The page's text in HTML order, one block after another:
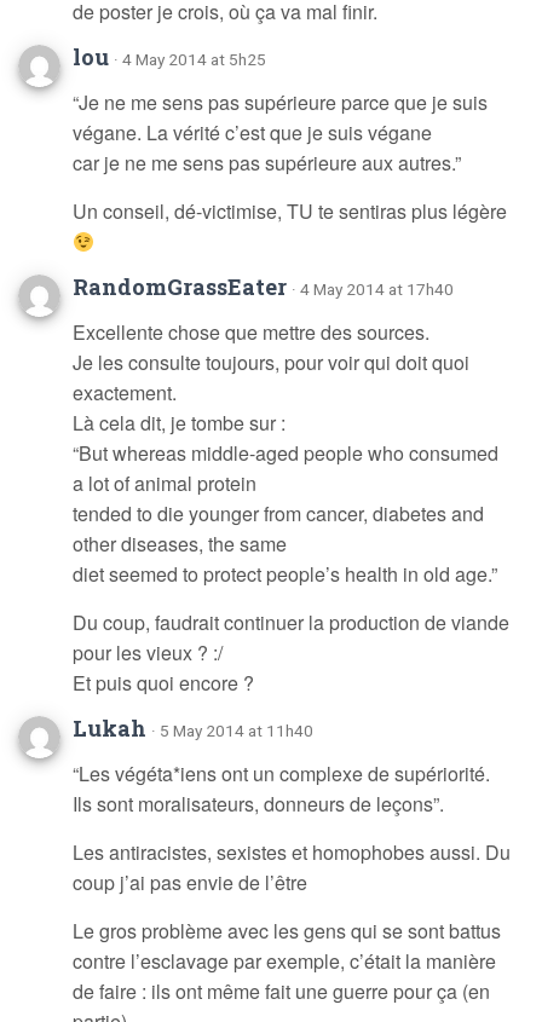
de poster je crois, où ça va mal finir.
lou · 4 May 2014 at 5h25
“Je ne me sens pas supérieure parce que je suis
végane. La vérité c’est que je suis végane
car je ne me sens pas supérieure aux autres.”
Un conseil, dé-victimise, TU te sentiras plus légère
RandomGrassEater · 4 May 2014 at 17h40
Excellente chose que mettre des sources.
Je les consulte toujours, pour voir qui doit quoi
exactement.
Là cela dit, je tombe sur :
“But whereas middle-aged people who consumed
a lot of animal protein
tended to die younger from cancer, diabetes and
other diseases, the same
diet seemed to protect people’s health in old age.”
Du coup, faudrait continuer la production de viande
pour les vieux ? :/
Et puis quoi encore ?
Lukah · 5 May 2014 at 11h40
“Les végéta*iens ont un complexe de supériorité.
Ils sont moralisateurs, donneurs de leçons”.
Les antiracistes, sexistes et homophobes aussi. Du
coup j’ai pas envie de l’être
Le gros problème avec les gens qui se sont battus
contre l’esclavage par exemple, c’était la manière
de faire : ils ont même fait une guerre pour ça (en